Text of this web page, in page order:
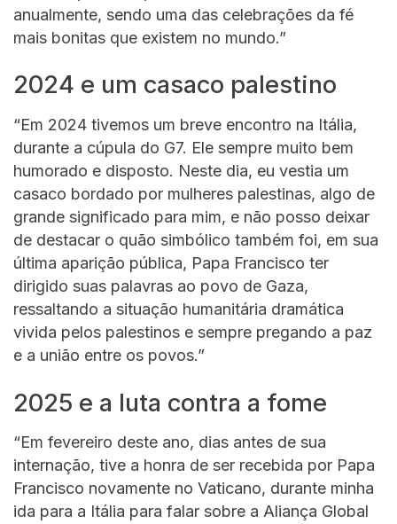
anualmente, sendo uma das celebrações da fé
mais bonitas que existem no mundo.”
2024 e um casaco palestino
“Em 2024 tivemos um breve encontro na Itália,
durante a cúpula do G7. Ele sempre muito bem
humorado e disposto. Neste dia, eu vestia um
casaco bordado por mulheres palestinas, algo de
grande significado para mim, e não posso deixar
de destacar o quão simbólico também foi, em sua
última aparição pública, Papa Francisco ter
dirigido suas palavras ao povo de Gaza,
ressaltando a situação humanitária dramática
vivida pelos palestinos e sempre pregando a paz
e a união entre os povos.”
2025 e a luta contra a fome
“Em fevereiro deste ano, dias antes de sua
internação, tive a honra de ser recebida por Papa
Francisco novamente no Vaticano, durante minha
ida para a Itália para falar sobre a Aliança Global